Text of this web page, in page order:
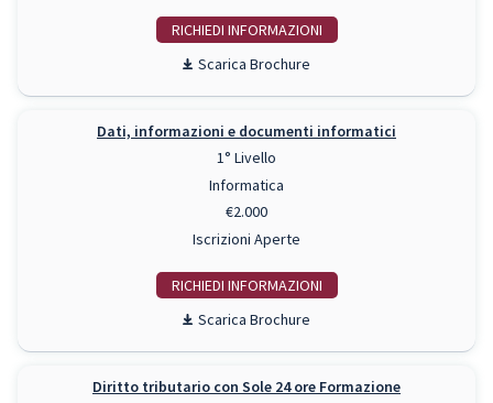
RICHIEDI INFO
Scarica Brochure
Dati, informazioni e documenti informatici
1° Livello
Informatica
€2.000
Iscrizioni Aperte
RICHIEDI INFO
Scarica Brochure
Diritto tributario con Sole 24 ore Formazione